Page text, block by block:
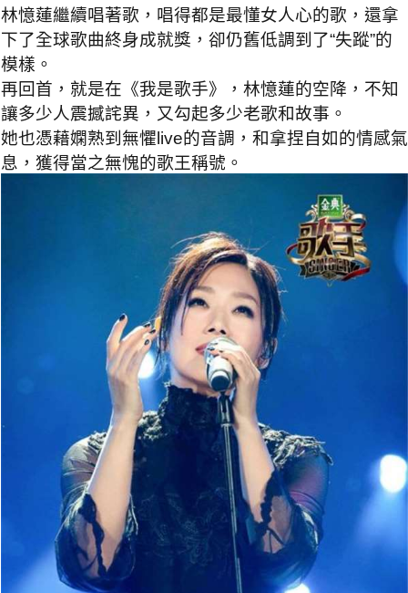
林憶蓮繼續唱著歌，唱得都是最懂女人心的歌，還拿
下了全球歌曲終身成就獎，卻仍舊低調到了“失蹤”的
模樣。
再回首，就是在《我是歌手》，林憶蓮的空降，不知
讓多少人震撼詫異，又勾起多少老歌和故事。
她也憑藉嫻熟到無懼live的音調，和拿捏自如的情感氣
息，獲得當之無愧的歌王稱號。